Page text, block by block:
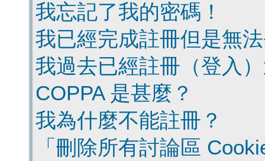
我忘記了我的密碼！
我已經完成註冊但是無
我過去已經註冊（登入
COPPA 是甚麼？
我為什麼不能註冊？
「刪除所有討論區